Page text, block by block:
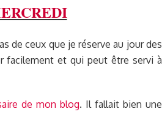
de ceux que je réserve au jour des
facilement et qui peut être servi à
de mon blog. Il fallait bien une